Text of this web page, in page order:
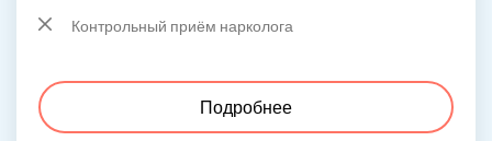
Контрольный приём нарколога
Подробнее